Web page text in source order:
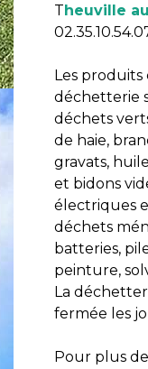
Theuville
Les produits
déchetterie
déchets
de haie,
gravats,
et bidons
électriques
déchets
batteries,
peinture,
La
fermée les
Pour plus